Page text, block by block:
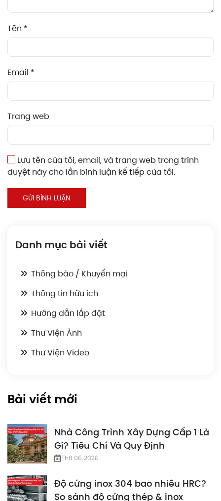
Tên *
Email *
Trang web
Lưu tên của tôi, email, và trang web trong trình
duyệt này cho lần bình luận kế tiếp của tôi.
GỬI BÌNH LUẬN
Danh mục bài viết
Thông báo / Khuyến mại
Thông tin hữu ích
Hướng dẫn lắp đặt
Thư Viện Ảnh
Thư Viện Video
Bài viết mới
Nhà Công Trình Xây Dựng Cấp 1 Là
Gì? Tiêu Chí Và Quy Định
Th8 06, 2026
Độ cứng inox 304 bao nhiêu HRC?
So sánh độ cứng thép & inox